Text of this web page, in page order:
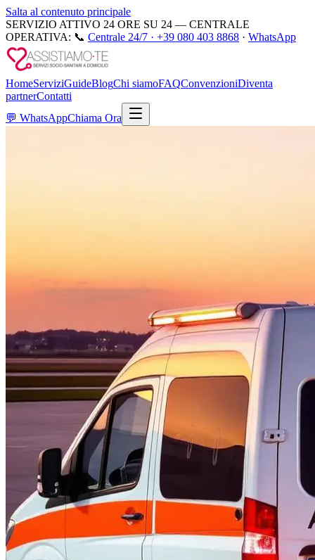
Salta al contenuto principale
SERVIZIO ATTIVO 24 ORE SU 24 — CENTRALE
OPERATIVA: 📞 Centrale 24/7 · +39 080 403 8868 · WhatsApp
HomeServiziGuideBlogChi siamoFAQConvenzioniDiventa
partnerContatti
💬 WhatsAppChiama Ora